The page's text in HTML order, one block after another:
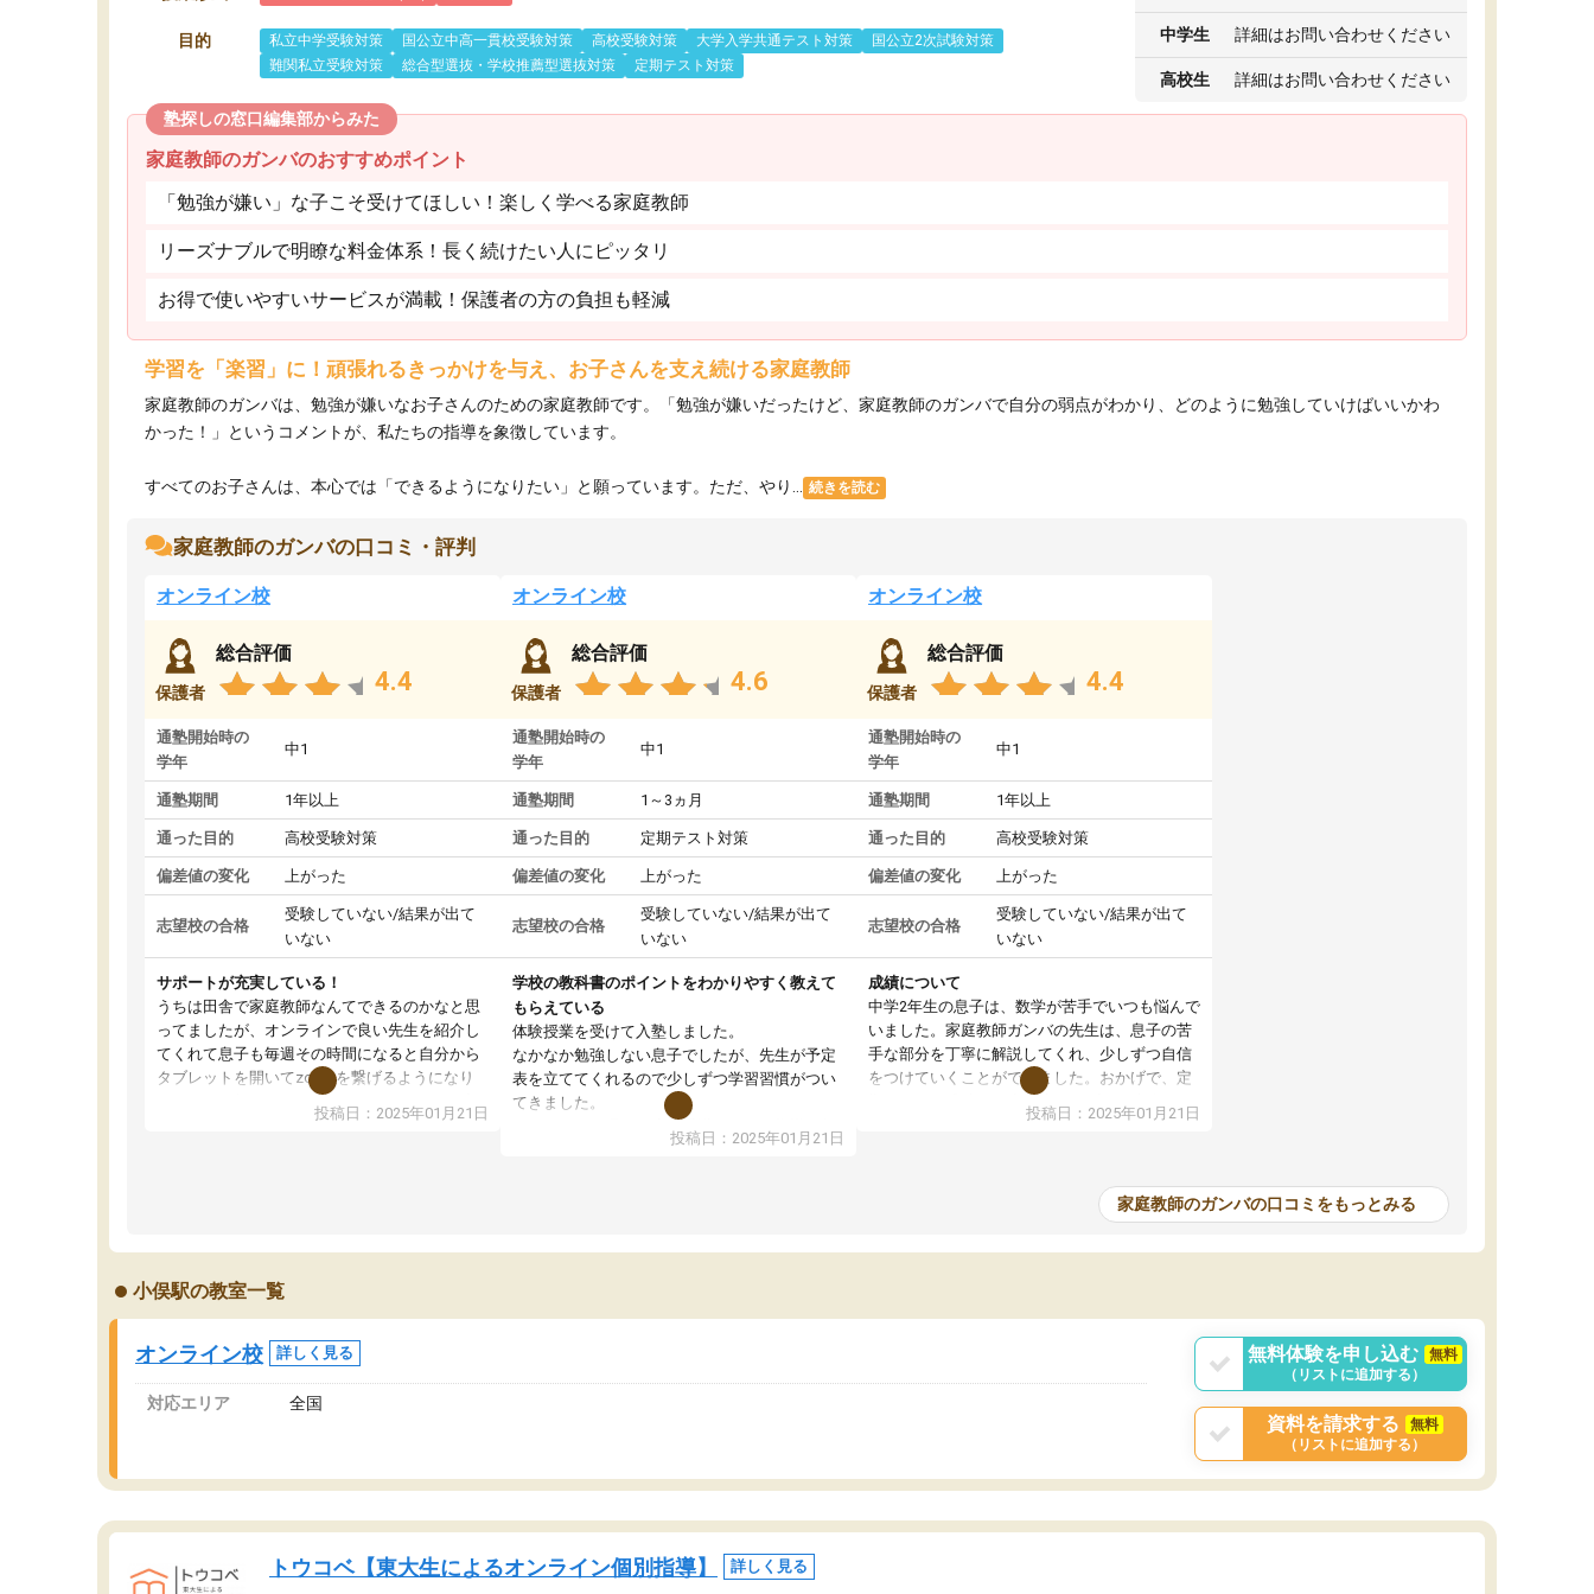
目的 私立中学受験対策 国公立中高一貫校受験対策 高校受験対策 大学入学共通テスト対策
国公立2次試験対策
難関私立受験対策
総合型選抜・学校推薦型選抜対策 定期テスト対策
中学生 詳細はお問い合わせください
高校生 詳細はお問い合わせください
塾探しの窓口編集部からみた
家庭教師のガンバのおすすめポイント
「勉強が嫌い」な子こそ受けてほしい！楽しく学べる家庭教師
リーズナブルで明瞭な料金体系！長く続けたい人にピッタリ
お得で使いやすいサービスが満載！保護者の方の負担も軽減
学習を「楽習」に！頑張れるきっかけを与え、お子さんを支え続ける家庭教師
家庭教師のガンバは、勉強が嫌いなお子さんのための家庭教師です。「勉強が嫌いだったけど、家庭教師のガンバで自分の弱点がわかり、どのように勉強していけばいいかわ
かった！」というコメントが、私たちの指導を象徴しています。
すべてのお子さんは、本心では「できるようになりたい」と願っています。ただ、やり... 続きを読む
家庭教師のガンバの口コミ・評判
オンライン校
保護者
総合評価
4.4
通塾開始時の
学年
中1
通塾期間 1年以上
通った目的 高校受験対策
偏差値の変化 上がった
志望校の合格
受験していない/結果が出て
いない
サポートが充実している！
うちは田舎で家庭教師なんてできるのかなと思
ってましたが、オンラインで良い先生を紹介し
てくれて息子も毎週その時間になると自分から
タブレットを開いてzoomを繋げるようになり
ました！5科目なんでもOKなのもとても気に入
投稿日：2025年01月21日
オンライン校
保護者
総合評価
4.6
通塾開始時の
学年
中1
通塾期間 1～3ヵ月
通った目的 定期テスト対策
偏差値の変化 上がった
志望校の合格
受験していない/結果が出て
いない
学校の教科書のポイントをわかりやすく教えて
もらえている
体験授業を受けて入塾しました。
なかなか勉強しない息子でしたが、先生が予定
表を立ててくれるので少しずつ学習習慣がつい
てきました。
オンラインで週に一度の受講ですが、指導が無
い日も予定表に基づいて勉強したり、LINEでわ
投稿日：2025年01月21日
オンライン校
保護者
総合評価
4.4
通塾開始時の
学年
中1
通塾期間 1年以上
通った目的 高校受験対策
偏差値の変化 上がった
志望校の合格
受験していない/結果が出て
いない
成績について
中学2年生の息子は、数学が苦手でいつも悩んで
いました。家庭教師ガンバの先生は、息子の苦
手な部分を丁寧に解説してくれ、少しずつ自信
をつけていくことができました。おかげで、定
期テストの成績が10点以上アップし、本人もと
投稿日：2025年01月21日
家庭教師のガンバの口コミをもっとみる
小俣駅の教室一覧
オンライン校 詳しく見る
対応エリア 全国
無料体験を申し込む
無料
（リストに追加する）
資料を請求する
無料
（リストに追加する）
トウコベ【東大生によるオンライン個別指導】 詳しく見る